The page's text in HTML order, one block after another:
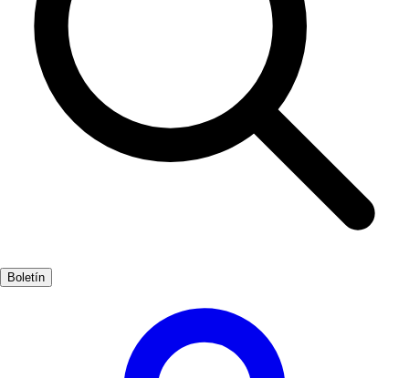
Boletín
Cuenca, situada en el corazón de España, es un destino que
transporta a los visitantes a la Edad Media. Sus calles empedradas y
edificios de piedra cuentan historias de un pasado glorioso, donde la
influencia árabe y cristiana se entrelazan. Uno de los principales
atractivos de Cuenca son sus famosas casas colgadas, que parecen
desafiar la gravedad al asomarse sobre el abismo. Estas
construcciones, junto con la catedral gótica, son testigos del ingenio
arquitectónico de la época. Además de su patrimonio arquitectónico,
Cuenca ofrece una rica gastronomía y tradiciones que se mantienen
gentes es una experiencia inolvidable.
CulturaMuy Popular